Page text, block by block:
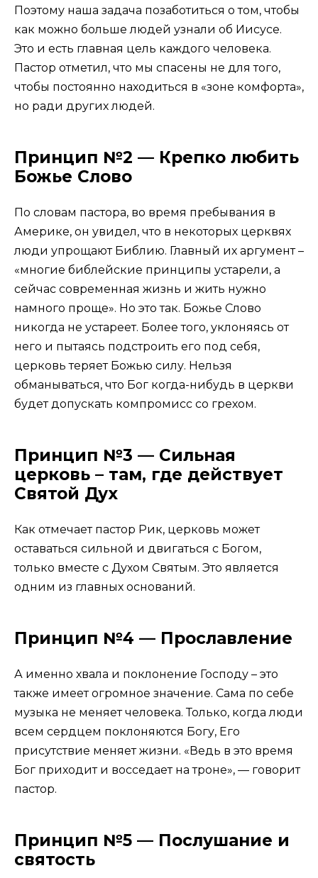
Поэтому наша задача позаботиться о том, чтобы
как можно больше людей узнали об Иисусе.
Это и есть главная цель каждого человека.
Пастор отметил, что мы спасены не для того,
чтобы постоянно находиться в «зоне комфорта»,
но ради других людей.
Принцип №2 — Крепко любить
Божье Слово
По словам пастора, во время пребывания в
Америке, он увидел, что в некоторых церквях
люди упрощают Библию. Главный их аргумент –
«многие библейские принципы устарели, а
сейчас современная жизнь и жить нужно
намного проще». Но это так. Божье Слово
никогда не устареет. Более того, уклоняясь от
него и пытаясь подстроить его под себя,
церковь теряет Божью силу. Нельзя
обманываться, что Бог когда-нибудь в церкви
будет допускать компромисс со грехом.
Принцип №3 — Сильная
церковь – там, где действует
Святой Дух
Как отмечает пастор Рик, церковь может
оставаться сильной и двигаться с Богом,
только вместе с Духом Святым. Это является
одним из главных оснований.
Принцип №4 — Прославление
А именно хвала и поклонение Господу – это
также имеет огромное значение. Сама по себе
музыка не меняет человека. Только, когда люди
всем сердцем поклоняются Богу, Его
присутствие меняет жизни. «Ведь в это время
Бог приходит и восседает на троне», — говорит
пастор.
Принцип №5 — Послушание и
святость